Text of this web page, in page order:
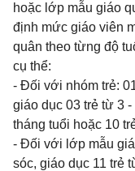
hoặc lớp mẫu giáo
định mức giáo viên
quân theo từng độ
cụ thể:
- Đối với nhóm trẻ:
giáo dục 03 trẻ từ 3
tháng tuổi hoặc 10
- Đối với lớp mẫu
sóc, giáo dục 11 trẻ